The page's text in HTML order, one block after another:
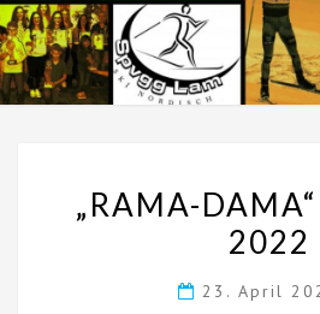
„RAMA-
2022
23. April